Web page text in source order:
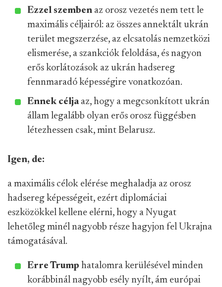
Ezzel szemben az orosz vezetés nem tett le
maximális céljairól: az összes annektált ukrán
terület megszerzése, az elcsatolás nemzetközi
elismerése, a szankciók feloldása, és nagyon
erős korlátozások az ukrán hadsereg
fennmaradó képességire vonatkozóan.
Ennek céljaaz, hogy a megcsonkított ukrán
állam legalább olyan erős orosz függésben
létezhessen csak, mint Belarusz.
Igen, de:
a maximális célok elérése meghaladja az orosz
hadsereg képességeit, ezért diplomáciai
eszközökkel kellene elérni, hogy a Nyugat
lehetőleg minél nagyobb része hagyjon fel Ukrajna
támogatásával.
Erre Trump hatalomra kerülésével minden
korábbinál nagyobb esély nyílt, ám európai